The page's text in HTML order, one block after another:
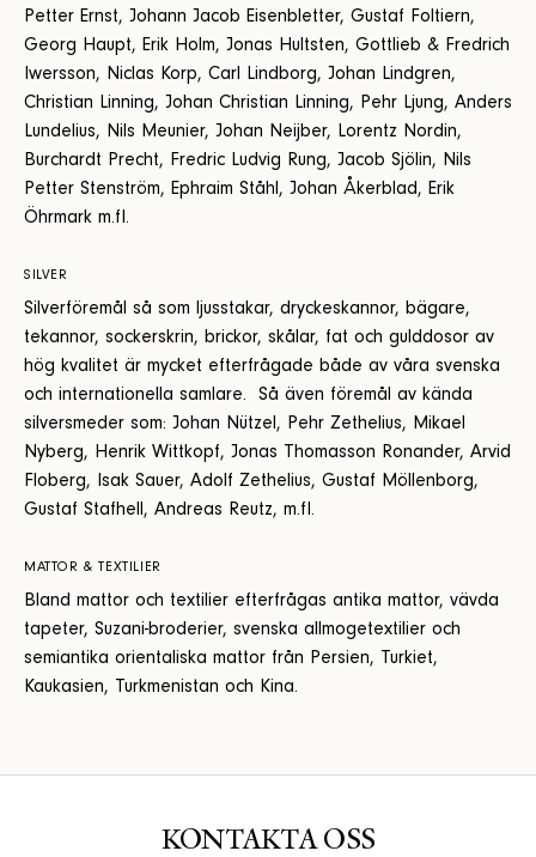
Petter Ernst, Johann Jacob Eisenbletter, Gustaf Foltiern,
Georg Haupt, Erik Holm, Jonas Hultsten, Gottlieb & Fredrich
Iwersson, Niclas Korp, Carl Lindborg, Johan Lindgren,
Christian Linning, Johan Christian Linning, Pehr Ljung, Anders
Lundelius, Nils Meunier, Johan Neijber, Lorentz Nordin,
Burchardt Precht, Fredric Ludvig Rung, Jacob Sjölin, Nils
Petter Stenström, Ephraim Ståhl, Johan Åkerblad, Erik
Öhrmark m.fl.
SILVER
Silverföremål så som ljusstakar, dryckeskannor, bägare,
tekannor, sockerskrin, brickor, skålar, fat och gulddosor av
hög kvalitet är mycket efterfrågade både av våra svenska
och internationella samlare. Så även föremål av kända
silversmeder som: Johan Nützel, Pehr Zethelius, Mikael
Nyberg, Henrik Wittkopf, Jonas Thomasson Ronander, Arvid
Floberg, Isak Sauer, Adolf Zethelius, Gustaf Möllenborg,
Gustaf Stafhell, Andreas Reutz, m.fl.
MATTOR & TEXTILIER
Bland mattor och textilier efterfrågas antika mattor, vävda
tapeter, Suzani-broderier, svenska allmogetextilier och
semiantika orientaliska mattor från Persien, Turkiet,
Kaukasien, Turkmenistan och Kina.
KONTAKTA OSS